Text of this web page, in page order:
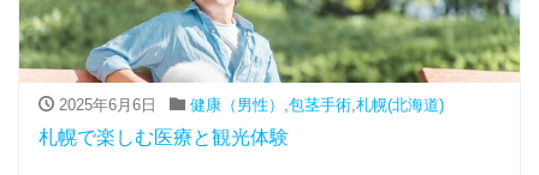
2025年6月6日 健康（男性） ,包茎手術,札幌(北海道)
札幌で楽しむ医療と観光体験